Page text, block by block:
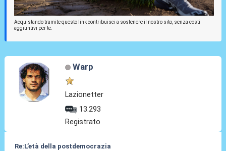
Acquistando tramite questo link contribuisci a sostenere il nostro sito, senza costi
aggiuntivi per te.
Warp
Lazionetter
13.293
Registrato
Re:L’età della postdemocrazia